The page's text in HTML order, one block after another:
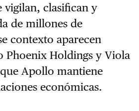
vigilan, clasifican y
de millones de
contexto aparecen
Phoenix Holdings y Viola
Apollo mantiene
económicas.